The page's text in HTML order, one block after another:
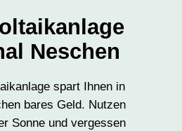
Neschen
spart Ihnen in
bares Geld. Nutzen
Sonne und vergessen